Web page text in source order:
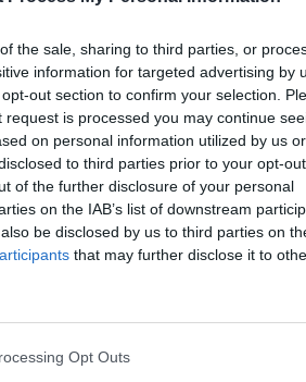
the sale, sharing to third parties, or
information for targeted advertising by
out section to confirm your selection.
is processed you may continue
on personal information utilized by us or
to third parties prior to your opt-
of the further disclosure of your personal
on the IAB’s list of downstream
be disclosed by us to third parties on
that may further disclose it to
Opt Outs
Miał 68 lat
miesiące życia spędził na zmianę
w towarzystwie żony i dzieci –
piłkarza.